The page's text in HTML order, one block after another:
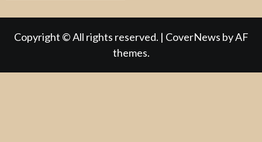
Copyright © All rights reserved. | CoverNews by AF
themes.